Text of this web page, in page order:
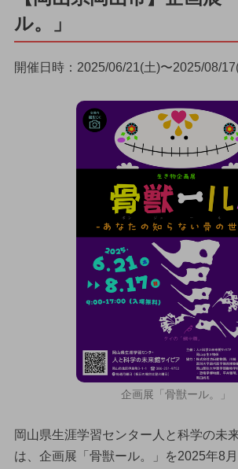
ル。」
開催日時：2025/06/21(土)〜2025/08/
企画展「骨獣ール。」
岡山県生涯学習センター人と科学の未
は、企画展「骨獣ール。」を2025年8